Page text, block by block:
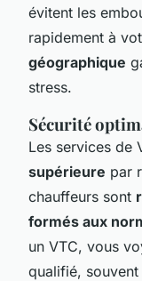
évitent les
rapidement à
géographique
stress.
Sécurité
Les services de
supérieure par
chauffeurs sont
formés aux
un VTC, vous
qualifié,